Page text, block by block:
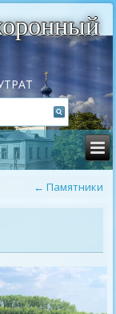
← Памятники